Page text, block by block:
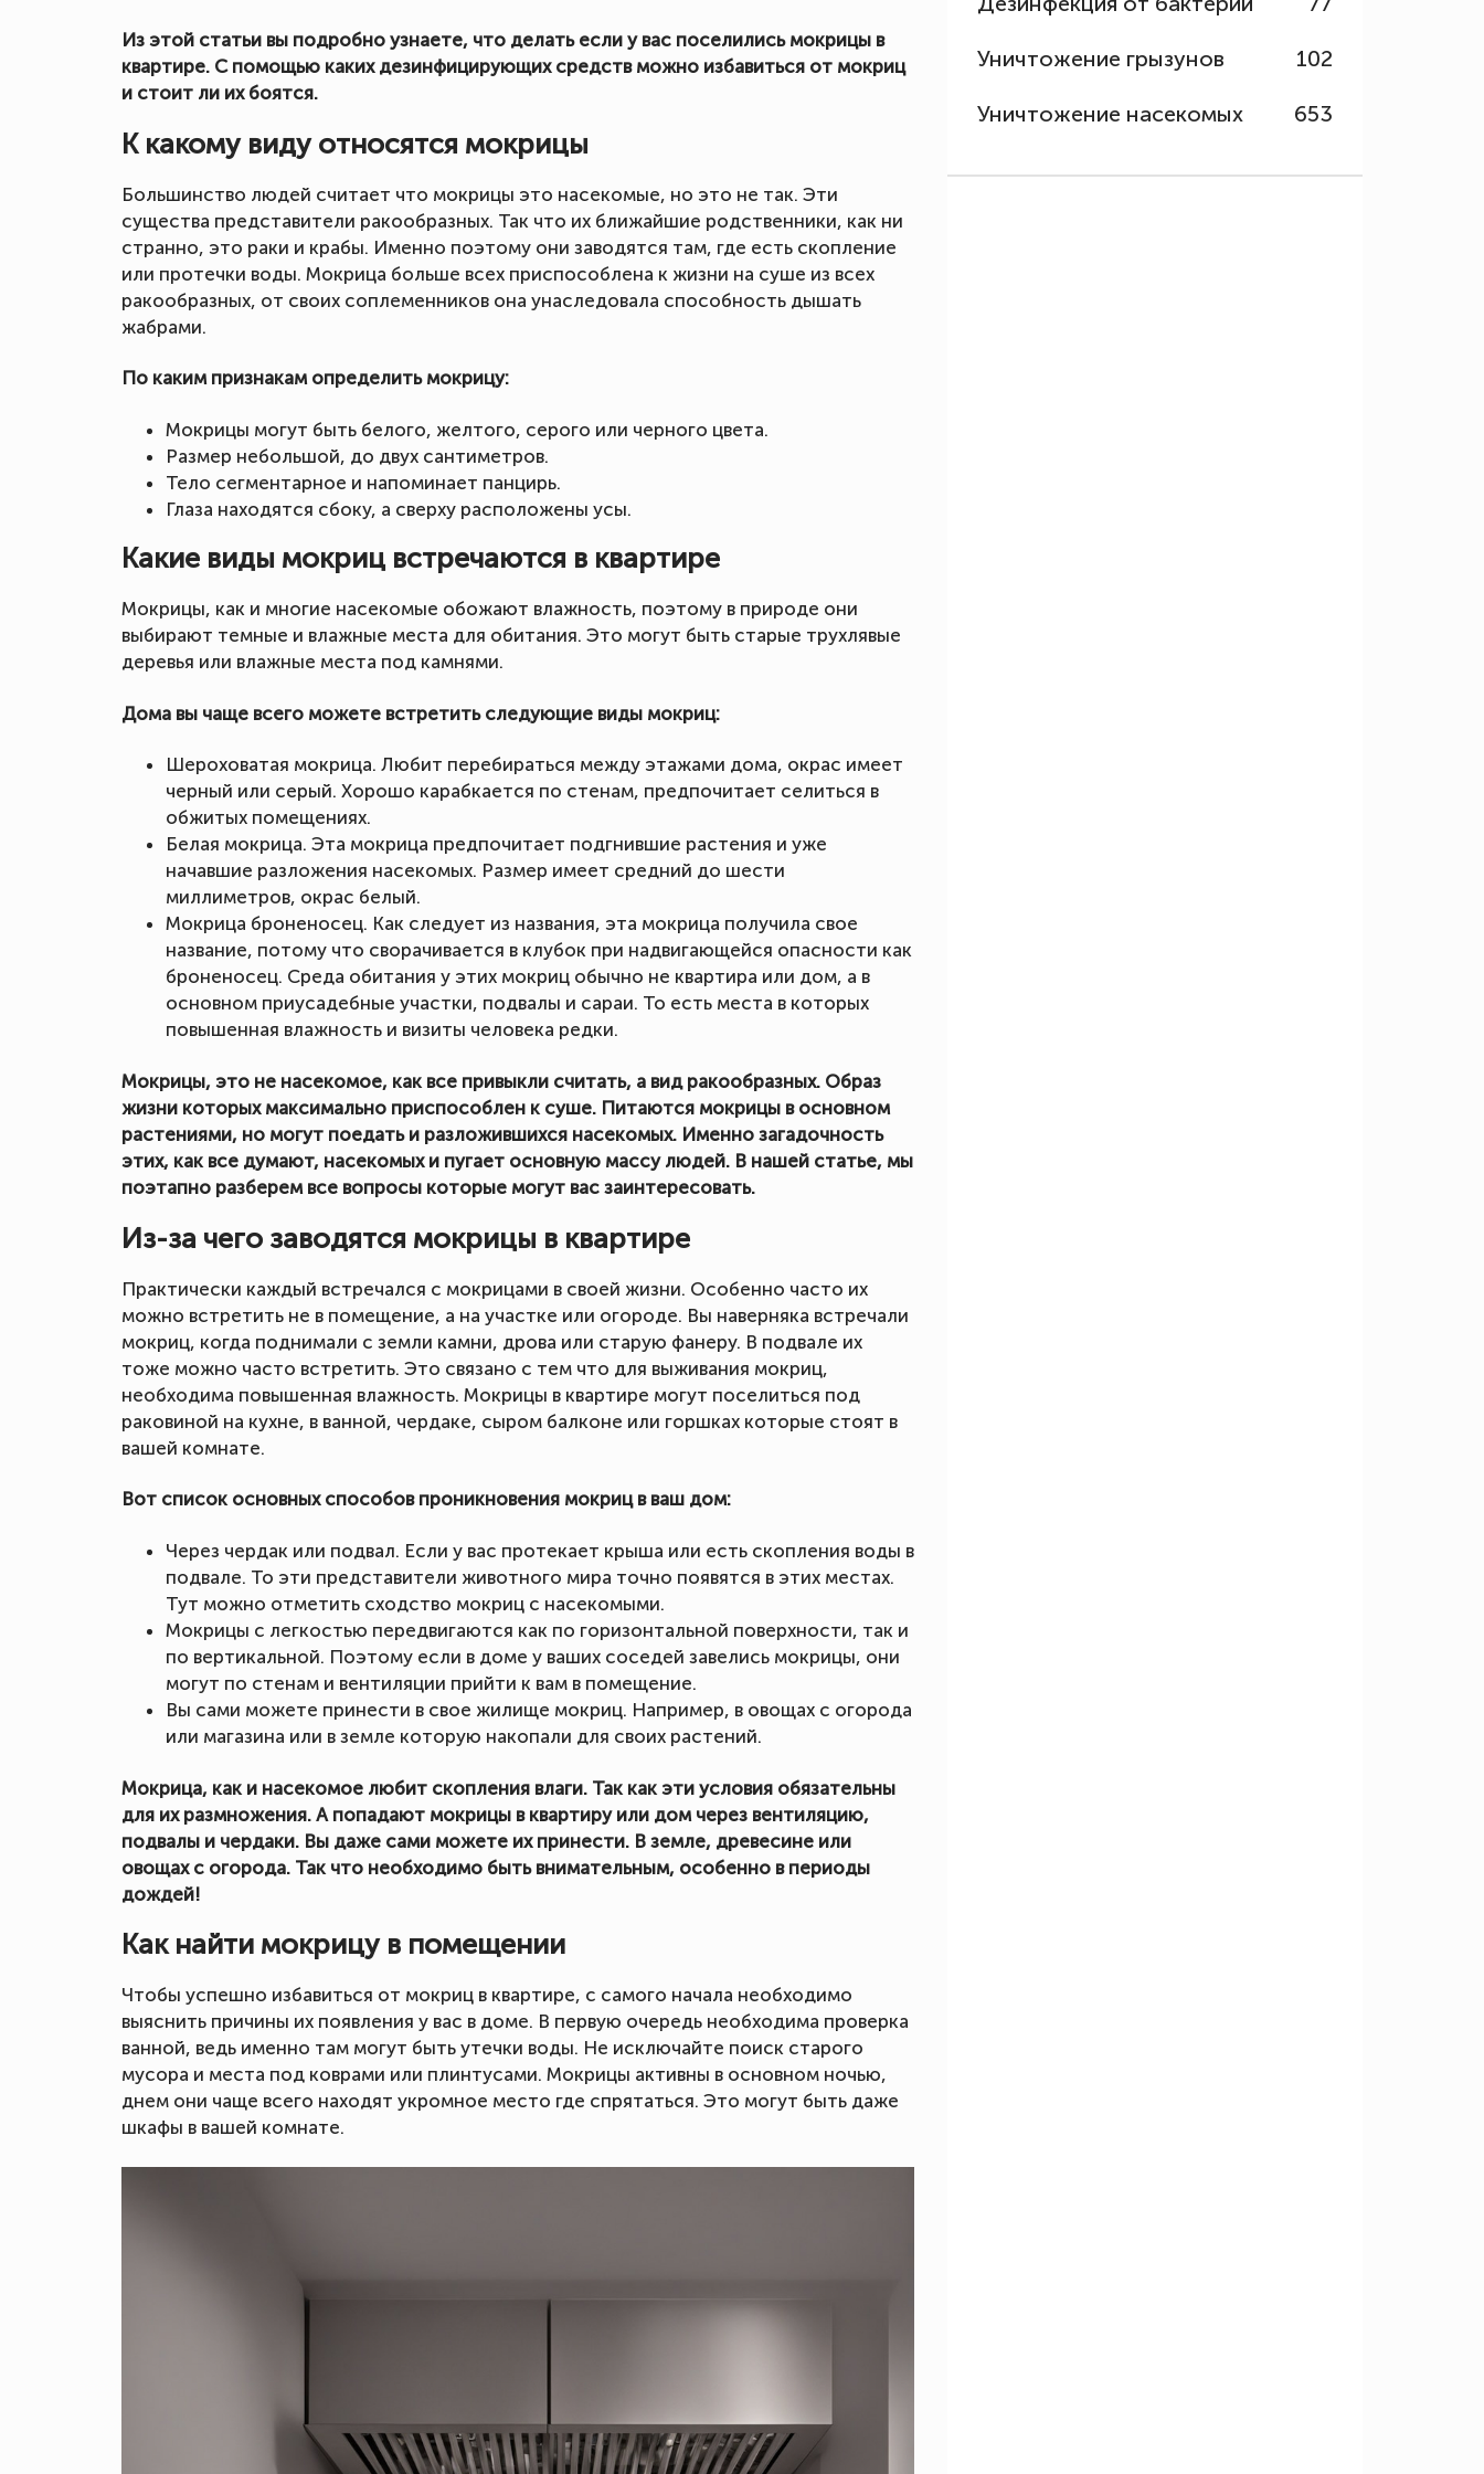
Из этой статьи вы подробно узнаете, что делать если у вас поселились мокрицы в
квартире. С помощью каких дезинфицирующих средств можно избавиться от мокриц
и стоит ли их боятся.
К какому виду относятся мокрицы
Большинство людей считает что мокрицы это насекомые, но это не так. Эти
существа представители ракообразных. Так что их ближайшие родственники, как ни
странно, это раки и крабы. Именно поэтому они заводятся там, где есть скопление
или протечки воды. Мокрица больше всех приспособлена к жизни на суше из всех
ракообразных, от своих соплеменников она унаследовала способность дышать
жабрами.
По каким признакам определить мокрицу:
Мокрицы могут быть белого, желтого, серого или черного цвета.
Размер небольшой, до двух сантиметров.
Тело сегментарное и напоминает панцирь.
Глаза находятся сбоку, а сверху расположены усы.
Какие виды мокриц встречаются в квартире
Мокрицы, как и многие насекомые обожают влажность, поэтому в природе они
выбирают темные и влажные места для обитания. Это могут быть старые трухлявые
деревья или влажные места под камнями.
Дома вы чаще всего можете встретить следующие виды мокриц:
Шероховатая мокрица. Любит перебираться между этажами дома, окрас имеет
черный или серый. Хорошо карабкается по стенам, предпочитает селиться в
обжитых помещениях.
Белая мокрица. Эта мокрица предпочитает подгнившие растения и уже
начавшие разложения насекомых. Размер имеет средний до шести
миллиметров, окрас белый.
Мокрица броненосец. Как следует из названия, эта мокрица получила свое
название, потому что сворачивается в клубок при надвигающейся опасности как
броненосец. Среда обитания у этих мокриц обычно не квартира или дом, а в
основном приусадебные участки, подвалы и сараи. То есть места в которых
повышенная влажность и визиты человека редки.
Мокрицы, это не насекомое, как все привыкли считать, а вид ракообразных. Образ
жизни которых максимально приспособлен к суше. Питаются мокрицы в основном
растениями, но могут поедать и разложившихся насекомых. Именно загадочность
этих, как все думают, насекомых и пугает основную массу людей. В нашей статье, мы
поэтапно разберем все вопросы которые могут вас заинтересовать.
Из-за чего заводятся мокрицы в квартире
Практически каждый встречался с мокрицами в своей жизни. Особенно часто их
можно встретить не в помещение, а на участке или огороде. Вы наверняка встречали
мокриц, когда поднимали с земли камни, дрова или старую фанеру. В подвале их
тоже можно часто встретить. Это связано с тем что для выживания мокриц,
необходима повышенная влажность. Мокрицы в квартире могут поселиться под
раковиной на кухне, в ванной, чердаке, сыром балконе или горшках которые стоят в
вашей комнате.
Вот список основных способов проникновения мокриц в ваш дом:
Через чердак или подвал. Если у вас протекает крыша или есть скопления воды в
подвале. То эти представители животного мира точно появятся в этих местах.
Тут можно отметить сходство мокриц с насекомыми.
Мокрицы с легкостью передвигаются как по горизонтальной поверхности, так и
по вертикальной. Поэтому если в доме у ваших соседей завелись мокрицы, они
могут по стенам и вентиляции прийти к вам в помещение.
Вы сами можете принести в свое жилище мокриц. Например, в овощах с огорода
или магазина или в земле которую накопали для своих растений.
Мокрица, как и насекомое любит скопления влаги. Так как эти условия обязательны
для их размножения. А попадают мокрицы в квартиру или дом через вентиляцию,
подвалы и чердаки. Вы даже сами можете их принести. В земле, древесине или
овощах с огорода. Так что необходимо быть внимательным, особенно в периоды
дождей!
Как найти мокрицу в помещении
Чтобы успешно избавиться от мокриц в квартире, с самого начала необходимо
выяснить причины их появления у вас в доме. В первую очередь необходима проверка
ванной, ведь именно там могут быть утечки воды. Не исключайте поиск старого
мусора и места под коврами или плинтусами. Мокрицы активны в основном ночью,
днем они чаще всего находят укромное место где спрятаться. Это могут быть даже
шкафы в вашей комнате.
Уничтожение грызунов 102
Уничтожение насекомых 653